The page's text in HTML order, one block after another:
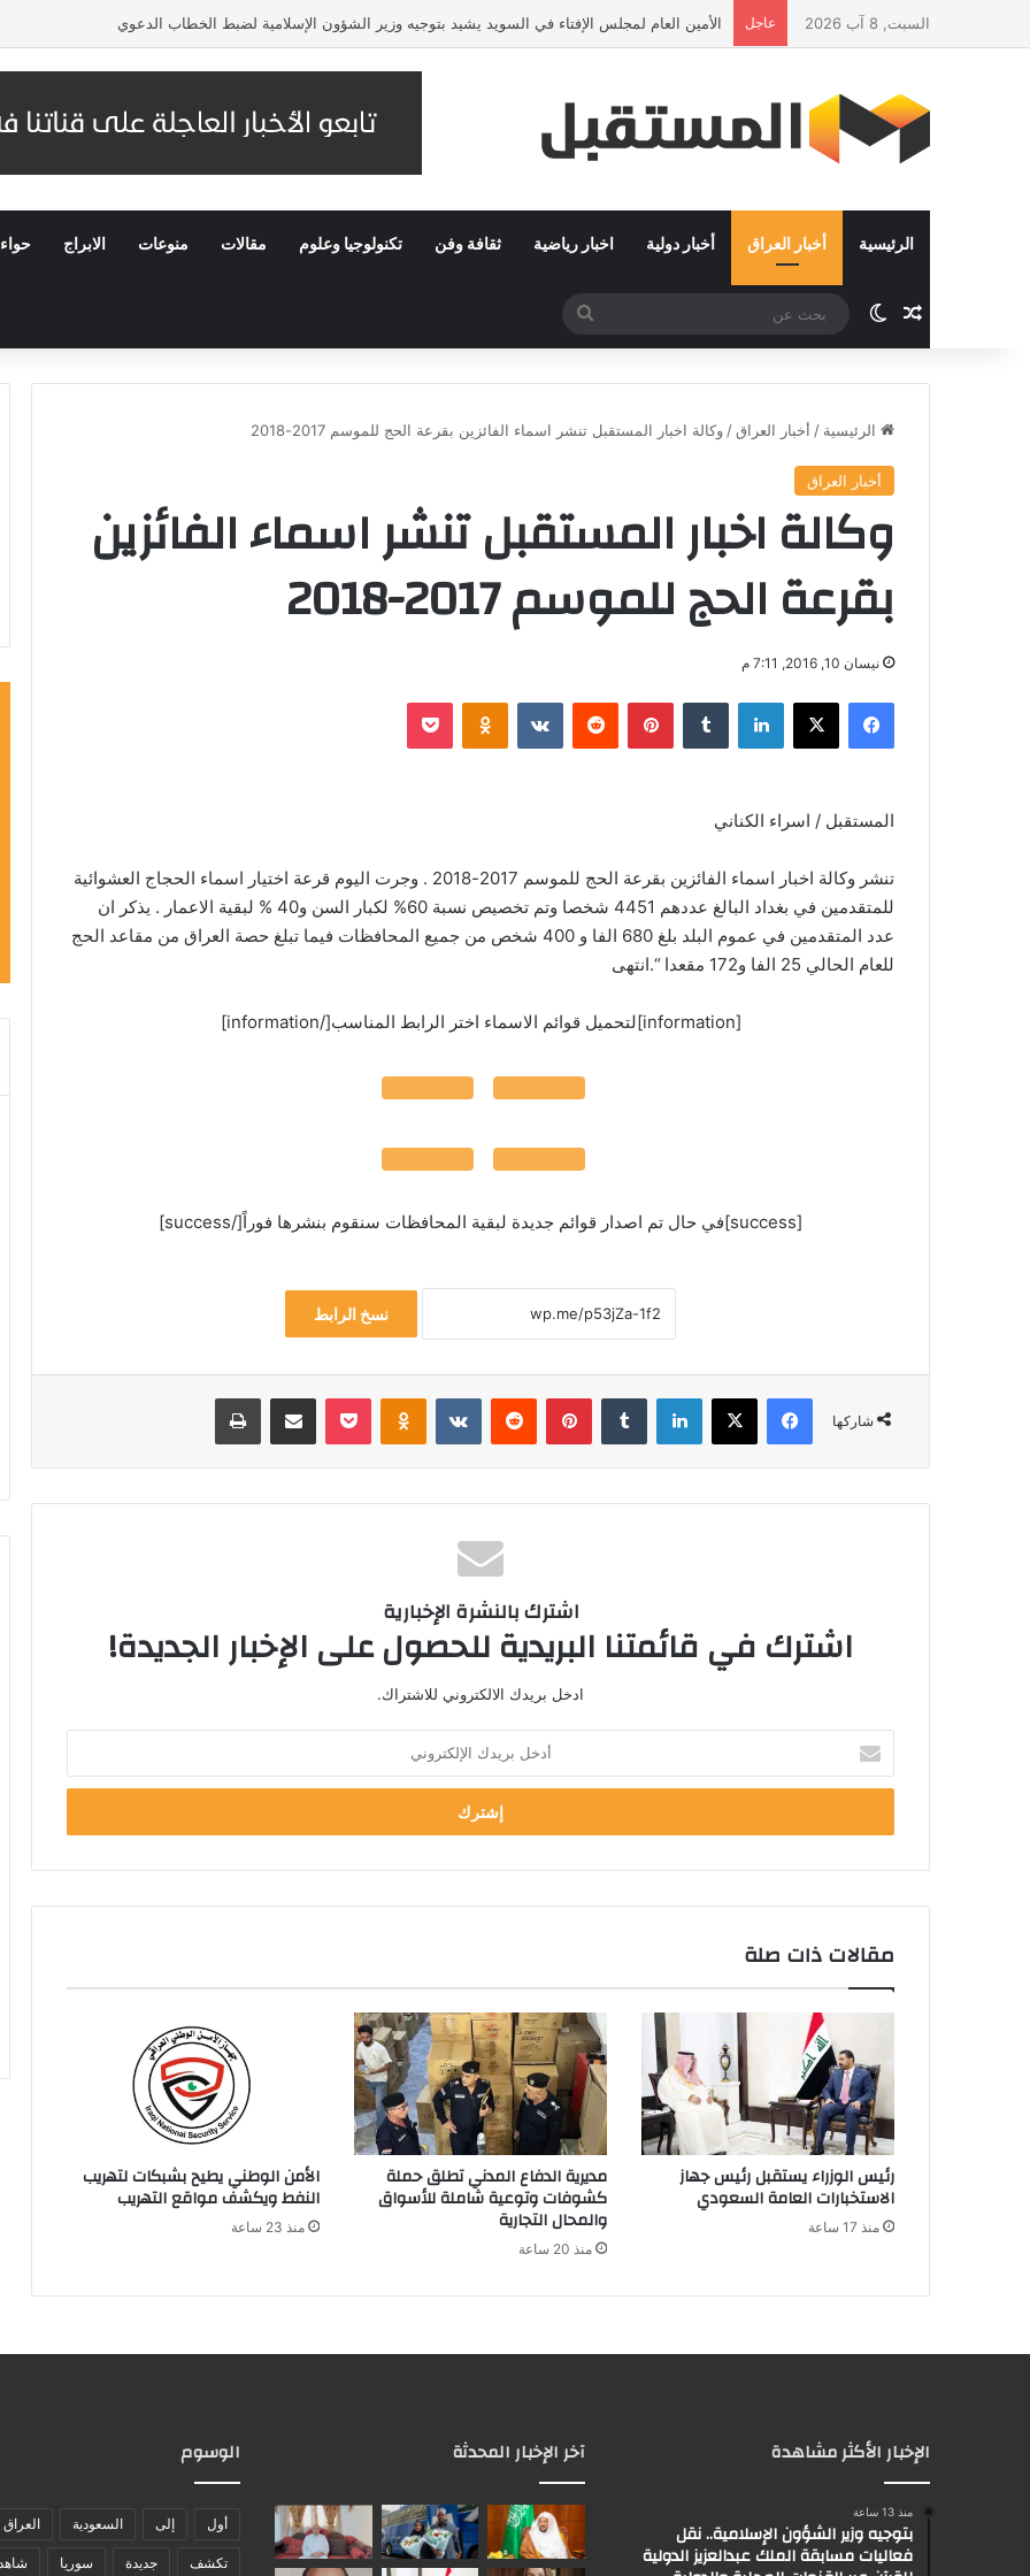
السبت, 8 آب 2026 عاجل الأمين العام لمجلس الإفتاء في السويد يشيد بتوجيه وزير الشؤون الإسلامية لضبط الخطاب الدعوي
الرئيسية أخبار العراق أخبار دولية اخبار رياضية ثقافة وفن تكنولوجيا وعلوم مقالات منوعات الابراج حواء
مقال عشوائي
الوضع المظلم
عن
الرئيسية / أخبار العراق/ وكالة اخبار المستقبل تنشر اسماء الفائزين بقرعة الحج للموسم 2017-2018
أخبار العراق
وكالة اخبار المستقبل تنشر اسماء الفائزين
بقرعة الحج للموسم 2017-2018
نيسان 10, 2016, 7:11 م
فيسبوك لينكدإن بينتيريست
المستقبل / اسراء الكناني
تنشر وكالة اخبار اسماء الفائزين بقرعة الحج للموسم 2017-2018 . وجرت اليوم قرعة اختيار اسماء الحجاج العشوائية
للمتقدمين في بغداد البالغ عددهم 4451 شخصا وتم تخصيص نسبة 60% لكبار السن و40 % لبقية الاعمار . يذكر ان
عدد المتقدمين في عموم البلد بلغ 680 الفا و 400 شخص من جميع المحافظات فيما تبلغ حصة العراق من مقاعد الحج
للعام الحالي 25 الفا و172 مقعدا “.انتهى
[information]لتحميل قوائم الاسماء اختر الرابط المناسب[/information]
[success]في حال تم اصدار قوائم جديدة لبقية المحافظات سنقوم بنشرها فوراً[/success]
نسخ الرابط
شاركها
فيسبوك لينكدإن بينتيريست
اشترك بالنشرة الإخبارية
اشترك في قائمتنا البريدية للحصول على الإخبار الجديدة!
ادخل بريدك الالكتروني للاشتراك.
خ
ب
د
ا
و
ن
ي
مقالات ذات صلة
رئيس الوزراء يستقبل رئيس جهاز
الاستخبارات العامة السعودي
منذ 17 ساعة
مديرية الدفاع المدني تطلق حملة
كشوفات وتوعية شاملة للأسواق
والمحال التجارية
منذ 20 ساعة
الأمن الوطني يطيح بشبكات لتهريب
النفط ويكشف مواقع التهريب
منذ 23 ساعة
الإخبار الأكثر مشاهدة
منذ 13 ساعة
بتوجيه وزير الشؤون الإسلامية.. نقل
فعاليات مسابقة الملك عبدالعزيز الدولية
آخر الإخبار المحدثة الوسوم
أول إلى السعودية العراق
تكشف جديدة سوريا شاهد